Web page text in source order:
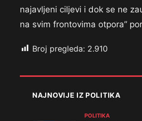
najavljeni ciljevi i dok se ne
na svim frontovima otpora”
Broj pregleda: 2.910
NAJNOVIJE IZ POLITIKA
POLITIKA